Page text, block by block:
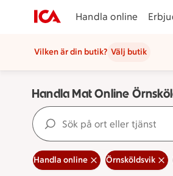
Handla online
Vilken är din butik? Välj butik
Handla Mat Online
Handla online Örnsköldsvik